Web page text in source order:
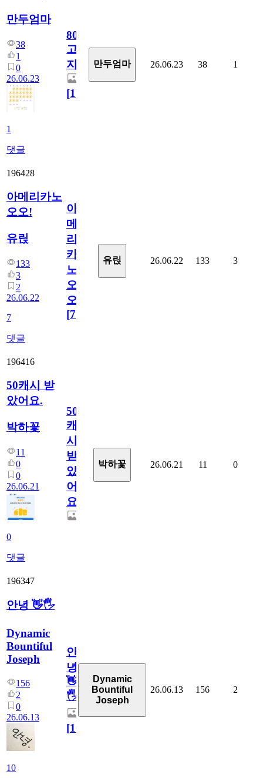
만두엄마
38
1
0
26.06.23
1
댓글
800
고
지.
[1]
만두엄마 26.06.23 38 1
196428
아메리카노
오오!
유릱
133
3
2
26.06.22
7
댓글
아
메
리
카
노
오
오!
[7]
유릱 26.06.22 133 3
196416
50캐시 받
았어요.
박하꽃
11
0
0
26.06.21
0
댓글
50
캐
시
받
았
어
요.
박하꽃 26.06.21 11 0
196347
안녕 👋🖐
Dynamic
Bountiful
Joseph
156
2
0
26.06.13
10
안
녕
👋
🖐
[10
Dynamic
Bountiful
Joseph
26.06.13 156 2